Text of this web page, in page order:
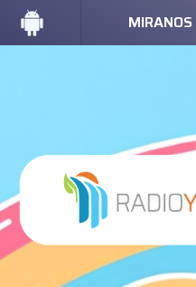
MIRANOS